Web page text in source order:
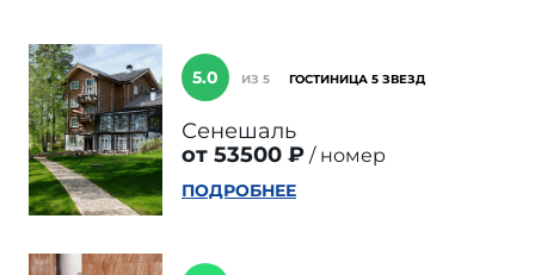
5.0 ИЗ 5 ГОСТИНИЦА 5 ЗВЕЗД
Сенешаль
от 53500 ₽
номер
ПОДРОБНЕЕ